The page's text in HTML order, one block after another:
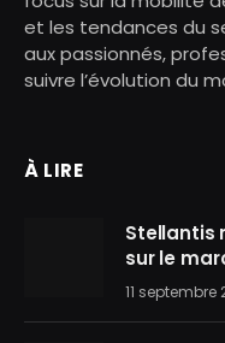
et les tendances du
aux passionnés,
suivre l’évolution du
À LIRE
Stellantis
sur le
11 septembre